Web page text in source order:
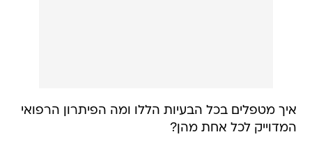
איך מטפלים בכל הבעיות הללו ומה הפיתרון הרפואי
המדוייק לכל אחת מהן?